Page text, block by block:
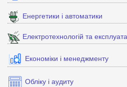
Енергетики і автоматики
Електротехнологій та
Економіки і менеджменту
Обліку і аудиту